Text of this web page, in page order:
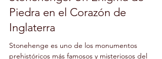
23 jul 2024 2 min de lectura
Stonehenge: Un Enigma de